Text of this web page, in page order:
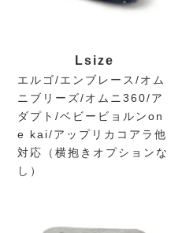
Lsize
エルゴ/エンブレース/オム
ニブリーズ/オムニ360/ア
ダプト/ベビービョルンon
e kai/アップリカコアラ他
対応（横抱きオプションな
し）